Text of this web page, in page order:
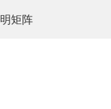
矩阵